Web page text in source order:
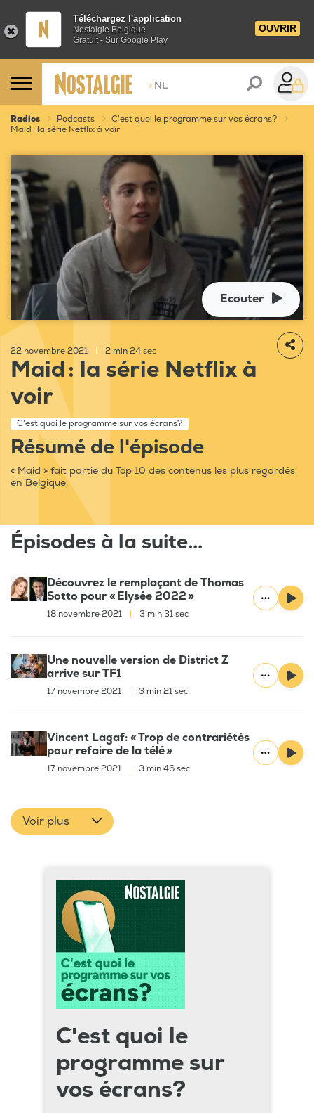
Téléchargez l'application
Nostalgie Belgique
Gratuit - Sur Google Play
OUVRIR
> NL
Radios Podcasts
C'est quoi le programme sur vos écrans?
Maid : la série Netflix à voir
Ecouter
22 novembre 2021 2 min 24 sec
Maid : la série Netflix à
voir
C'est quoi le programme sur vos écrans?
Résumé de l'épisode
« Maid » fait partie du Top 10 des contenus les plus regardés
en Belgique.
Épisodes à la suite...
Découvrez le remplaçant de Thomas
Sotto pour « Elysée 2022 »
18 novembre 2021 3 min 31 sec
Une nouvelle version de District Z
arrive sur TF1
17 novembre 2021 3 min 21 sec
Vincent Lagaf: « Trop de contrariétés
pour refaire de la télé »
17 novembre 2021 3 min 46 sec
Voir plus
C'est quoi le
programme sur
vos écrans?